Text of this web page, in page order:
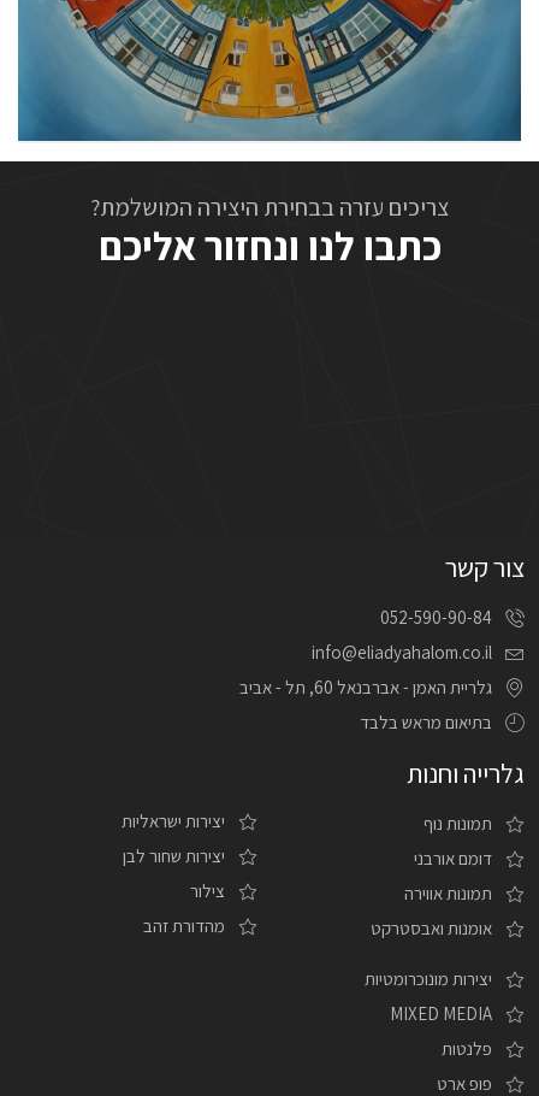
צריכים עזרה בבחירת היצירה המושלמת?
כתבו לנו ונחזור אליכם
צור קשר
052-590-90-84
info@eliadyahalom.co.il
גלריית האמן - אברבנאל 60, תל - אביב
בתיאום מראש בלבד
גלרייה וחנות
תמונות נוף
דומם אורבני
תמונות אווירה
אומנות ואבסטרקט
יצירות ישראליות
יצירות שחור לבן
צילור
מהדורת זהב
יצירות מונוכרומטיות
MIXED MEDIA
פלנטות
פופ ארט